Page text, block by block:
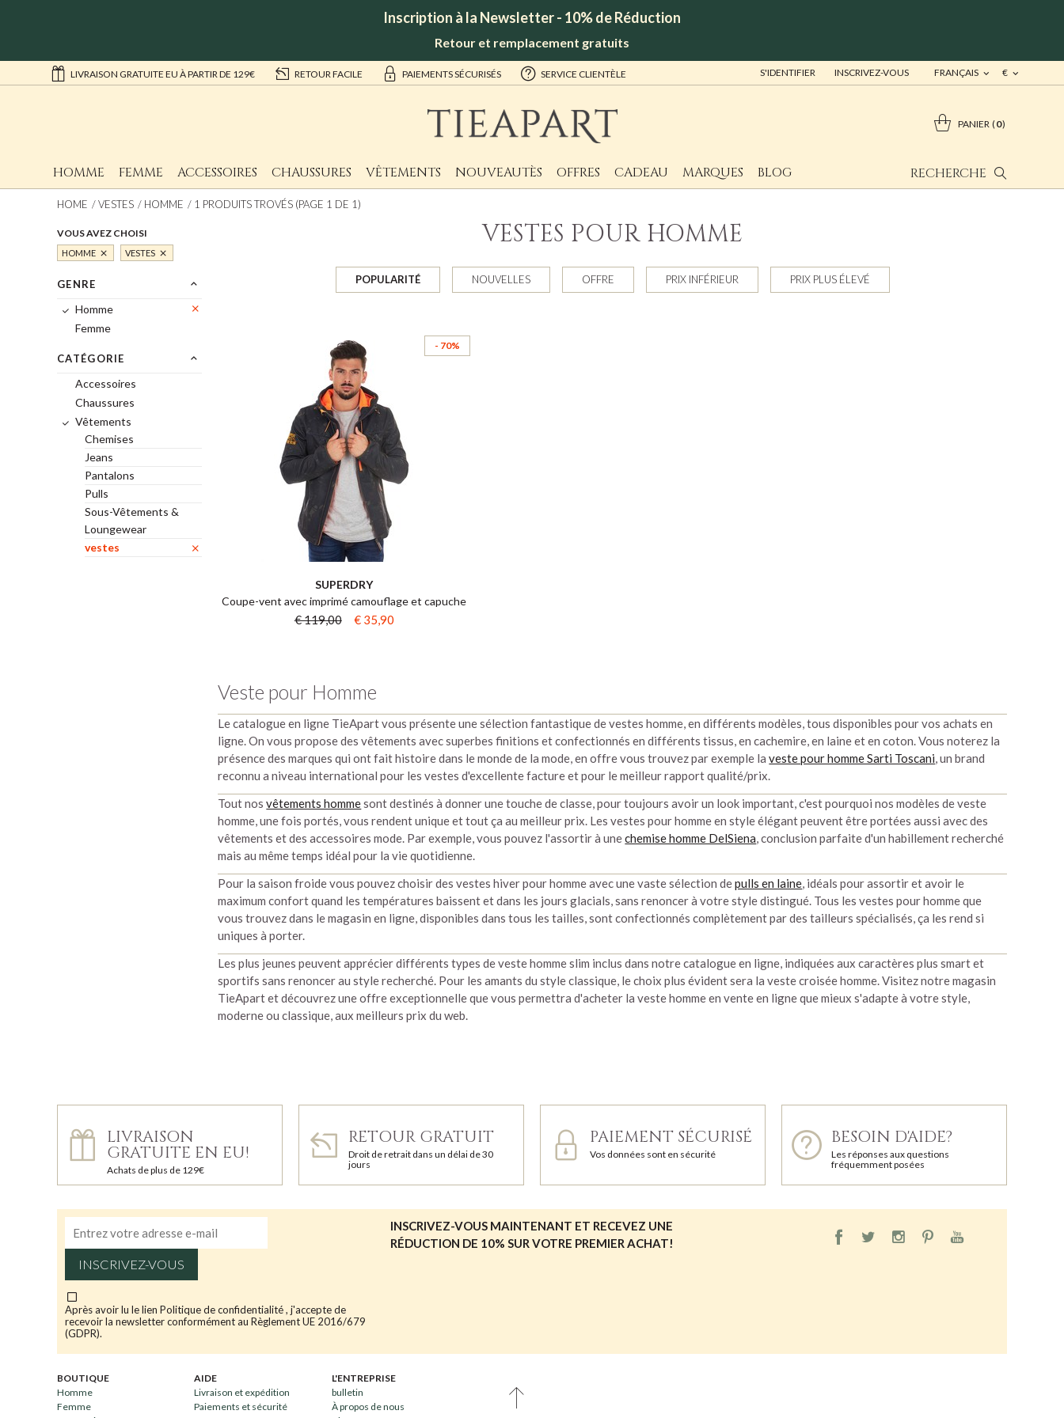
Inscription à la Newsletter - 10% de Réduction
Retour et remplacement gratuits
LIVRAISON GRATUITE EU À PARTIR DE 129€ RETOUR FACILE PAIEMENTS SÉCURISÉS SERVICE CLIENTÈLE €
FRANÇAIS
S'IDENTIFIER INSCRIVEZ-VOUS
RECHERCHE
PANIER 0
HOMME FEMME ACCESSOIRES CHAUSSURES VÊTEMENTS NOUVEAUTÈS OFFRES CADEAU MARQUES BLOG
HOME VESTES HOMME 1 PRODUITS TROVÉS (PAGE 1 DE 1)
VOUS AVEZ CHOISI
HOMME VESTES
GENRE
Homme
Femme
CATÉGORIE
Accessoires
Chaussures
Vêtements
Chemises
Jeans
Pantalons
Pulls
Sous-Vêtements &
Loungewear
vestes
VESTES POUR HOMME
POPULARITÉ NOUVELLES OFFRE PRIX INFÉRIEUR PRIX PLUS ÉLEVÉ
- 70%
SUPERDRY
Coupe-vent avec imprimé camouflage et capuche
€ 119,00 € 35,90
Veste pour Homme
Le catalogue en ligne TieApart vous présente une sélection fantastique de vestes homme, en différents modèles, tous disponibles pour vos achats en
ligne. On vous propose des vêtements avec superbes finitions et confectionnés en différents tissus, en cachemire, en laine et en coton. Vous noterez la
présence des marques qui ont fait histoire dans le monde de la mode, en offre vous trouvez par exemple laveste pour homme Sarti Toscani, un brand
reconnu a niveau international pour les vestes d'excellente facture et pour le meilleur rapport qualité/prix.
Tout nosvêtements hommesont destinés à donner une touche de classe, pour toujours avoir un look important, c'est pourquoi nos modèles de veste
homme, une fois portés, vous rendent unique et tout ça au meilleur prix. Les vestes pour homme en style élégant peuvent être portées aussi avec des
vêtements et des accessoires mode. Par exemple, vous pouvez l'assortir à unechemise homme DelSiena, conclusion parfaite d'un habillement recherché
mais au même temps idéal pour la vie quotidienne.
Pour la saison froide vous pouvez choisir des vestes hiver pour homme avec une vaste sélection depulls en laine, idéals pour assortir et avoir le
maximum confort quand les températures baissent et dans les jours glacials, sans renoncer à votre style distingué. Tous les vestes pour homme que
vous trouvez dans le magasin en ligne, disponibles dans tous les tailles, sont confectionnés complètement par des tailleurs spécialisés, ça les rend si
uniques à porter.
Les plus jeunes peuvent apprécier différents types de veste homme slim inclus dans notre catalogue en ligne, indiquées aux caractères plus smart et
sportifs sans renoncer au style recherché. Pour les amants du style classique, le choix plus évident sera la veste croisée homme. Visitez notre magasin
TieApart et découvrez une offre exceptionnelle que vous permettra d'acheter la veste homme en vente en ligne que mieux s'adapte à votre style,
moderne ou classique, aux meilleurs prix du web.
LIVRAISON
GRATUITE EN EU!
Achats de plus de 129€
RETOUR GRATUIT
Droit de retrait dans un délai de 30
jours
PAIEMENT SÉCURISÉ
Vos données sont en sécurité
BESOIN D'AIDE?
Les réponses aux questions
fréquemment posées
INSCRIVEZ-VOUS
Après avoir lu le lien Politique de confidentialité, j'accepte de
recevoir la newsletter conformément au Règlement UE 2016/679
(GDPR).
INSCRIVEZ-VOUS MAINTENANT ET RECEVEZ UNE
RÉDUCTION DE 10% SUR VOTRE PREMIER ACHAT!
BOUTIQUE
Homme
Femme
AIDE
Livraison et expédition
Paiements et sécurité
L'ENTREPRISE
bulletin
À propos de nous